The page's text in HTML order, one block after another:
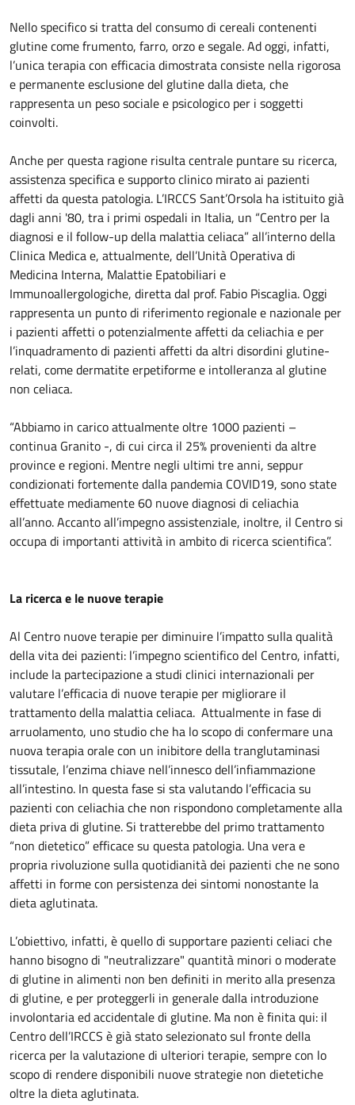
Nello specifico si tratta del consumo di cereali contenenti
glutine come frumento, farro, orzo e segale. Ad oggi, infatti,
l’unica terapia con efficacia dimostrata consiste nella rigorosa
e permanente esclusione del glutine dalla dieta, che
rappresenta un peso sociale e psicologico per i soggetti
coinvolti.
Anche per questa ragione risulta centrale puntare su ricerca,
assistenza specifica e supporto clinico mirato ai pazienti
affetti da questa patologia. L’IRCCS Sant’Orsola ha istituito già
dagli anni '80, tra i primi ospedali in Italia, un “Centro per la
diagnosi e il follow-up della malattia celiaca” all’interno della
Clinica Medica e, attualmente, dell’Unità Operativa di
Medicina Interna, Malattie Epatobiliari e
Immunoallergologiche, diretta dal prof. Fabio Piscaglia. Oggi
rappresenta un punto di riferimento regionale e nazionale per
i pazienti affetti o potenzialmente affetti da celiachia e per
l’inquadramento di pazienti affetti da altri disordini glutine-
relati, come dermatite erpetiforme e intolleranza al glutine
non celiaca.
“Abbiamo in carico attualmente oltre 1000 pazienti –
continua Granito -, di cui circa il 25% provenienti da altre
province e regioni. Mentre negli ultimi tre anni, seppur
condizionati fortemente dalla pandemia COVID19, sono state
effettuate mediamente 60 nuove diagnosi di celiachia
all’anno. Accanto all’impegno assistenziale, inoltre, il Centro si
occupa di importanti attività in ambito di ricerca scientifica”.
La ricerca e le nuove terapie
Al Centro nuove terapie per diminuire l’impatto sulla qualità
della vita dei pazienti: l’impegno scientifico del Centro, infatti,
include la partecipazione a studi clinici internazionali per
valutare l’efficacia di nuove terapie per migliorare il
trattamento della malattia celiaca. Attualmente in fase di
arruolamento, uno studio che ha lo scopo di confermare una
nuova terapia orale con un inibitore della tranglutaminasi
tissutale, l’enzima chiave nell’innesco dell’infiammazione
all’intestino. In questa fase si sta valutando l’efficacia su
pazienti con celiachia che non rispondono completamente alla
dieta priva di glutine. Si tratterebbe del primo trattamento
“non dietetico” efficace su questa patologia. Una vera e
propria rivoluzione sulla quotidianità dei pazienti che ne sono
affetti in forme con persistenza dei sintomi nonostante la
dieta aglutinata.
L’obiettivo, infatti, è quello di supportare pazienti celiaci che
hanno bisogno di "neutralizzare" quantità minori o moderate
di glutine in alimenti non ben definiti in merito alla presenza
di glutine, e per proteggerli in generale dalla introduzione
involontaria ed accidentale di glutine. Ma non è finita qui: il
Centro dell’IRCCS è già stato selezionato sul fronte della
ricerca per la valutazione di ulteriori terapie, sempre con lo
scopo di rendere disponibili nuove strategie non dietetiche
oltre la dieta aglutinata.